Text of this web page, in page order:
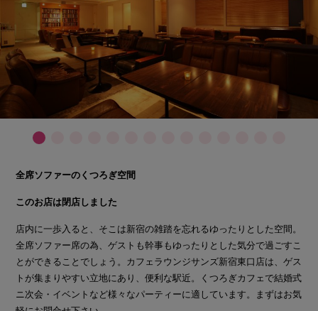
全席ソファーのくつろぎ空間
このお店は閉店しました
店内に一歩入ると、そこは新宿の雑踏を忘れるゆったりとした空間。
全席ソファー席の為、ゲストも幹事もゆったりとした気分で過ごすこ
とができることでしょう。カフェラウンジサンズ新宿東口店は、ゲス
トが集まりやすい立地にあり、便利な駅近。くつろぎカフェで結婚式
ニ次会・イベントなど様々なパーティーに適しています。まずはお気